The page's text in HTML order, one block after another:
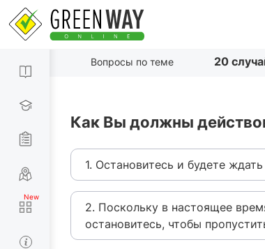
Вопросы по теме 20
Как Вы должны
1. Остановитесь и будете
2. Поскольку в настоящее
остановитесь, чтобы